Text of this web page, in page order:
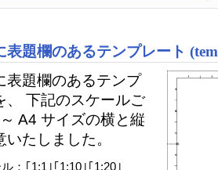
表題欄のあるテンプレート
表題欄のあるテンプ
、 下記のスケールご
A4 サイズの横と縦
いたしました。
：｢1:1｣｢1:10｣｢1:20｣